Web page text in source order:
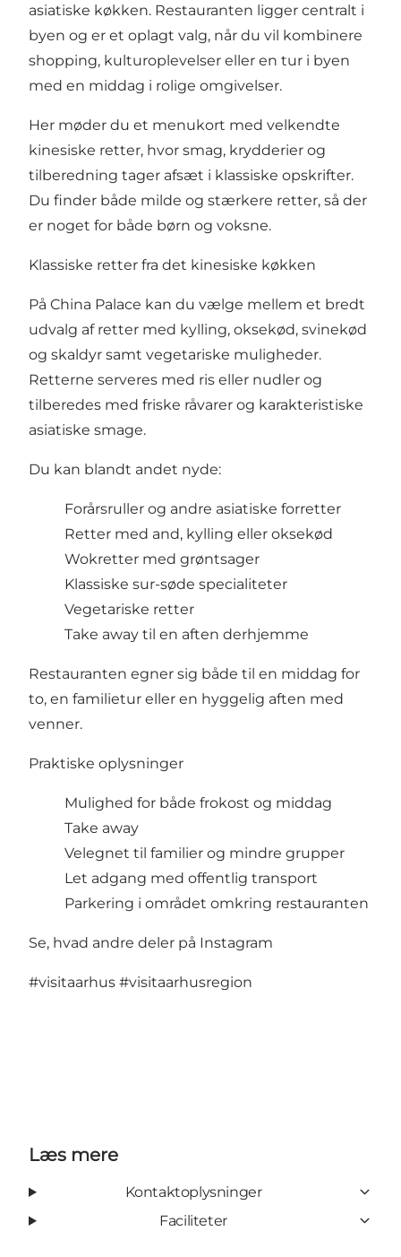
asiatiske køkken. Restauranten ligger centralt i
byen og er et oplagt valg, når du vil kombinere
shopping, kulturoplevelser eller en tur i byen
med en middag i rolige omgivelser.
Her møder du et menukort med velkendte
kinesiske retter, hvor smag, krydderier og
tilberedning tager afsæt i klassiske opskrifter.
Du finder både milde og stærkere retter, så der
er noget for både børn og voksne.
Klassiske retter fra det kinesiske køkken
På China Palace kan du vælge mellem et bredt
udvalg af retter med kylling, oksekød, svinekød
og skaldyr samt vegetariske muligheder.
Retterne serveres med ris eller nudler og
tilberedes med friske råvarer og karakteristiske
asiatiske smage.
Du kan blandt andet nyde:
Forårsruller og andre asiatiske forretter
Retter med and, kylling eller oksekød
Wokretter med grøntsager
Klassiske sur-søde specialiteter
Vegetariske retter
Take away til en aften derhjemme
Restauranten egner sig både til en middag for
to, en familietur eller en hyggelig aften med
venner.
Praktiske oplysninger
Mulighed for både frokost og middag
Take away
Velegnet til familier og mindre grupper
Let adgang med offentlig transport
Parkering i området omkring restauranten
Se, hvad andre deler på Instagram
#visitaarhus #visitaarhusregion
Læs mere
Kontaktoplysninger
Faciliteter